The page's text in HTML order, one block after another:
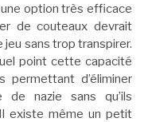
option très efficace
de couteaux devrait
sans trop transpirer.
point cette capacité
d’éliminer
de nazie sans qu’ils
existe même un petit